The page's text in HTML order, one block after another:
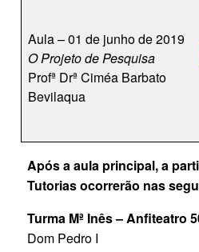
Aula – 01 de junho de 2019
O Projeto de Pesquisa
Profª Drª Ciméa Barbato
Bevilaqua
Após a aula principal, a
Tutorias ocorrerão nas
Turma Mª Inês – Anfiteatro
Dom Pedro I